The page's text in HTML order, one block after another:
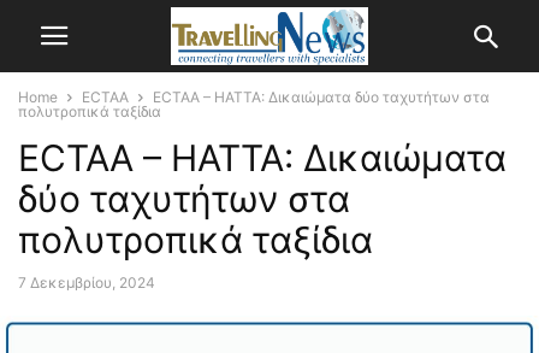
Home ECTAA
ECTAA – HATTA: Δικαιώματα δύο ταχυτήτων στα
πολυτροπικά ταξίδια
ECTAA – HATTA: Δικαιώματα
δύο ταχυτήτων στα
πολυτροπικά ταξίδια
7 Δεκεμβρίου, 2024